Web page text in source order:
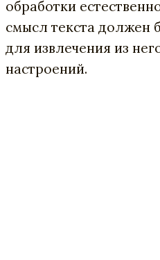
обработки
смысл текста должен
для извлечения из
настроений.